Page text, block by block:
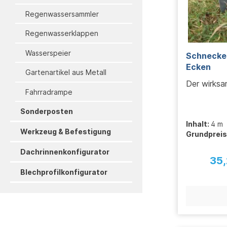
Regenwassersammler
Regenwasserklappen
Wasserspeier
Gartenartikel aus Metall
Fahrradrampe
Sonderposten
Werkzeug & Befestigung
Dachrinnenkonfigurator
Blechprofilkonfigurator
Ecken
Der
Inhalt: 4 m